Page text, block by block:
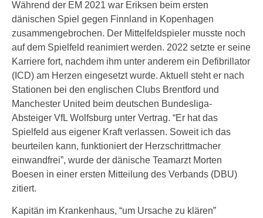
Während der EM 2021 war Eriksen beim ersten
dänischen Spiel gegen Finnland in Kopenhagen
zusammengebrochen. Der Mittelfeldspieler musste noch
auf dem Spielfeld reanimiert werden. 2022 setzte er seine
Karriere fort, nachdem ihm unter anderem ein Defibrillator
(ICD) am Herzen eingesetzt wurde. Aktuell steht er nach
Stationen bei den englischen Clubs Brentford und
Manchester United beim deutschen Bundesliga-
Absteiger VfL Wolfsburg unter Vertrag. “Er hat das
Spielfeld aus eigener Kraft verlassen. Soweit ich das
beurteilen kann, funktioniert der Herzschrittmacher
einwandfrei”, wurde der dänische Teamarzt Morten
Boesen in einer ersten Mitteilung des Verbands (DBU)
zitiert.
Kapitän im Krankenhaus, “um Ursache zu klären”